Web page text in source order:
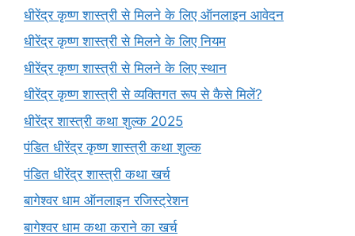
धीरेंद्र कृष्ण शास्त्री से मिलने के लिए ऑनलाइन आवेदन
धीरेंद्र कृष्ण शास्त्री से मिलने के लिए नियम
धीरेंद्र कृष्ण शास्त्री से मिलने के लिए स्थान
धीरेंद्र कृष्ण शास्त्री से व्यक्तिगत रूप से कैसे मिलें?
धीरेंद्र शास्त्री कथा शुल्क 2025
पंडित धीरेंद्र कृष्ण शास्त्री कथा शुल्क
पंडित धीरेंद्र शास्त्री कथा खर्च
बागेश्वर धाम ऑनलाइन रजिस्ट्रेशन
बागेश्वर धाम कथा कराने का खर्च